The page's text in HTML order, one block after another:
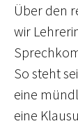
Über den
wir
So steht
eine
eine